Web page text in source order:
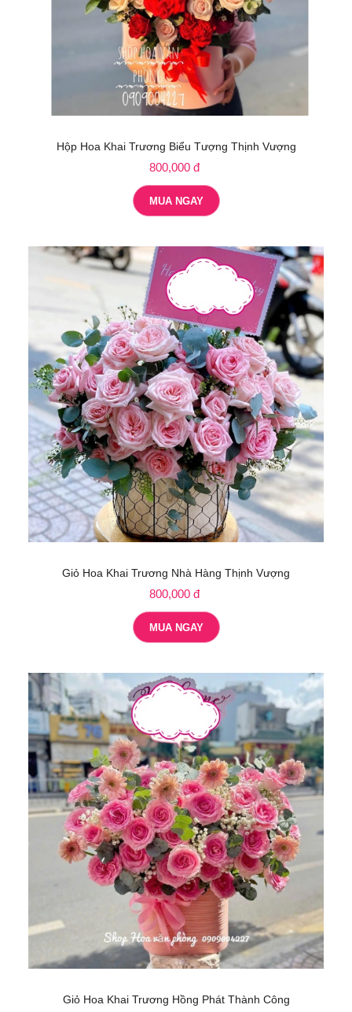
Hộp Hoa Khai Trương Biểu Tượng Thịnh Vượng
800,000 đ
MUA NGAY
Giỏ Hoa Khai Trương Nhà Hàng Thịnh Vượng
800,000 đ
MUA NGAY
Giỏ Hoa Khai Trương Hồng Phát Thành Công